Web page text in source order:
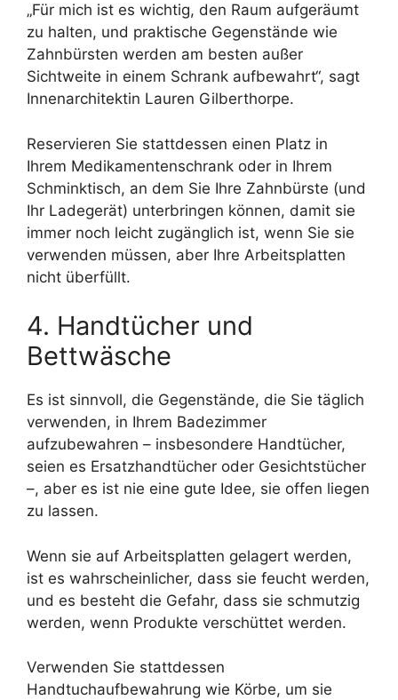
„Für mich ist es wichtig, den Raum aufgeräumt
zu halten, und praktische Gegenstände wie
Zahnbürsten werden am besten außer
Sichtweite in einem Schrank aufbewahrt“, sagt
Innenarchitektin Lauren Gilberthorpe.
Reservieren Sie stattdessen einen Platz in
Ihrem Medikamentenschrank oder in Ihrem
Schminktisch, an dem Sie Ihre Zahnbürste (und
Ihr Ladegerät) unterbringen können, damit sie
immer noch leicht zugänglich ist, wenn Sie sie
verwenden müssen, aber Ihre Arbeitsplatten
nicht überfüllt.
4. Handtücher und
Bettwäsche
Es ist sinnvoll, die Gegenstände, die Sie täglich
verwenden, in Ihrem Badezimmer
aufzubewahren – insbesondere Handtücher,
seien es Ersatzhandtücher oder Gesichtstücher
–, aber es ist nie eine gute Idee, sie offen liegen
zu lassen.
Wenn sie auf Arbeitsplatten gelagert werden,
ist es wahrscheinlicher, dass sie feucht werden,
und es besteht die Gefahr, dass sie schmutzig
werden, wenn Produkte verschüttet werden.
Verwenden Sie stattdessen
Handtuchaufbewahrung wie Körbe, um sie